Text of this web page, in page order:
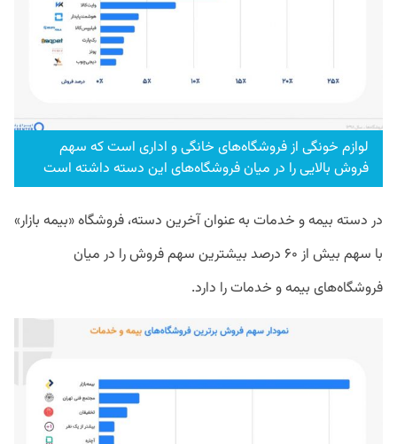
لوازم خونگی از فروشگاه‌های خانگی و اداری است که سهم
فروش بالایی را در میان فروشگاه‌های این دسته داشته است
در دسته بیمه و خدمات به عنوان آخرین دسته، فروشگاه «بیمه بازار»
با سهم بیش از ۶۰ درصد بیشترین سهم فروش را در میان
فروشگاه‌های بیمه و خدمات را دارد.